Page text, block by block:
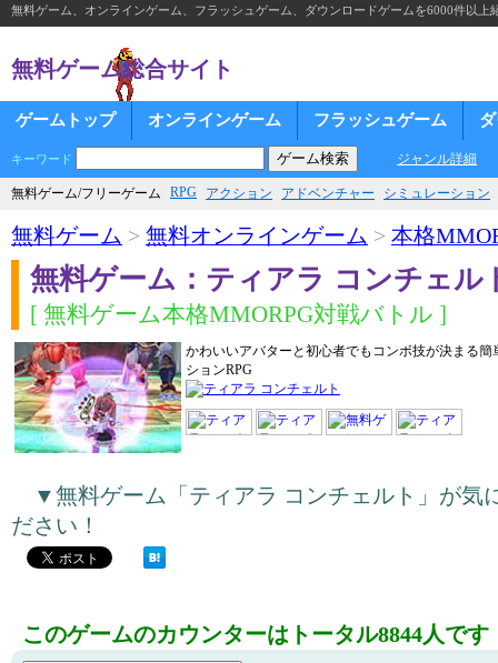
無料ゲーム、オンラインゲーム、フラッシュゲーム、ダウンロードゲームを6000件以上
無料ゲーム総合サイト
ゲームトップ オンラインゲーム フラッシュゲーム
キーワード ジャンル詳細
無料ゲーム/フリーゲーム RPG アクション アドベンチャー シミュレーション
無料ゲーム > 無料オンラインゲーム > 本格
無料ゲーム：ティアラ コンチェル
[ 無料ゲーム本格MMORPG対戦バトル ]
かわいいアバターと初心者でもコンボ技が決まる
ションRPG
▼無料ゲーム「ティアラ コンチェルト」が気
ださい！
このゲームのカウンターはトータル8844人です